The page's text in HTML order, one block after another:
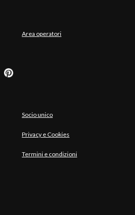
Area operatori
Socio unico
Privacy e Cookies
Termini e condizioni